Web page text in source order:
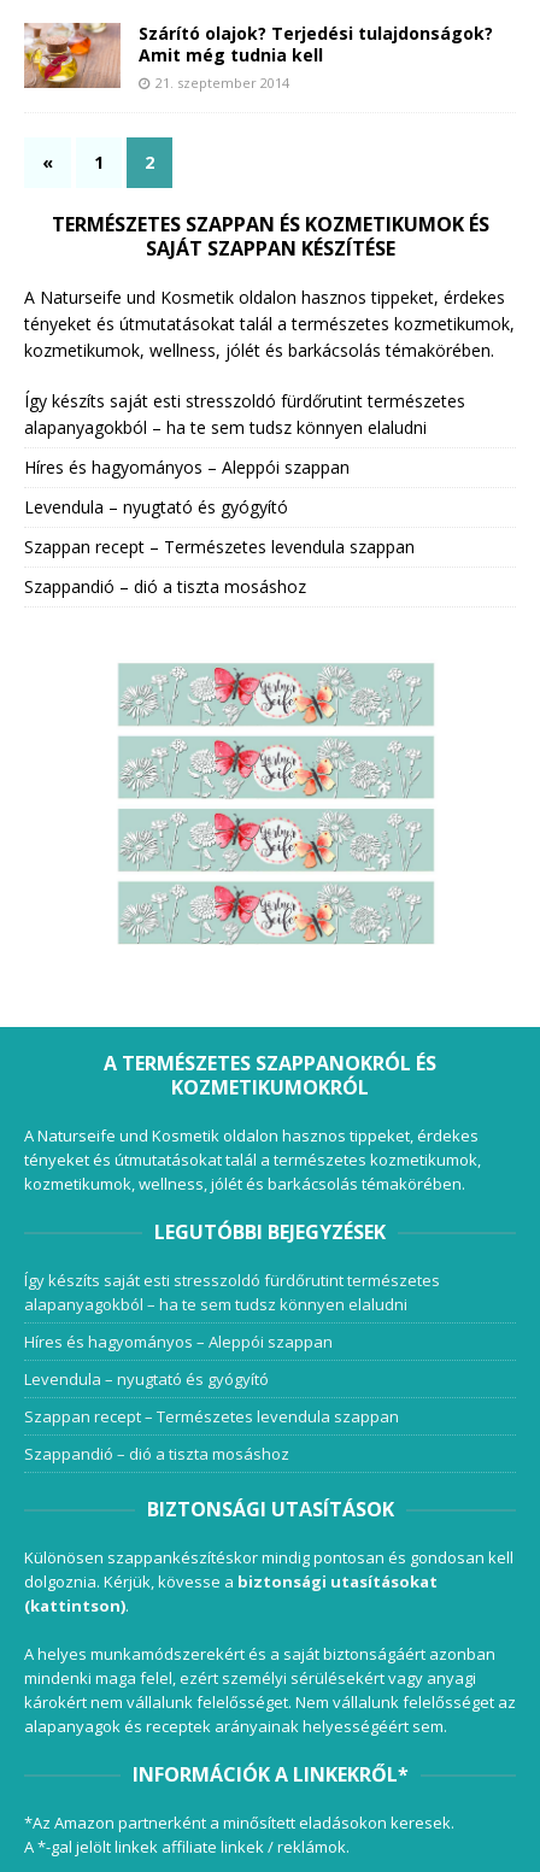
Szárító olajok? Terjedési tulajdonságok?
Amit még tudnia kell
21. szeptember 2014
« 1 2
TERMÉSZETES SZAPPAN ÉS KOZMETIKUMOK ÉS
SAJÁT SZAPPAN KÉSZÍTÉSE
A Naturseife und Kosmetik oldalon hasznos tippeket, érdekes
tényeket és útmutatásokat talál a természetes kozmetikumok,
kozmetikumok, wellness, jólét és barkácsolás témakörében.
Így készíts saját esti stresszoldó fürdőrutint természetes
alapanyagokból – ha te sem tudsz könnyen elaludni
Híres és hagyományos – Aleppói szappan
Levendula – nyugtató és gyógyító
Szappan recept – Természetes levendula szappan
Szappandió – dió a tiszta mosáshoz
A TERMÉSZETES SZAPPANOKRÓL ÉS
KOZMETIKUMOKRÓL
A Naturseife und Kosmetik oldalon hasznos tippeket, érdekes
tényeket és útmutatásokat talál a természetes kozmetikumok,
kozmetikumok, wellness, jólét és barkácsolás témakörében.
LEGUTÓBBI BEJEGYZÉSEK
Így készíts saját esti stresszoldó fürdőrutint természetes
alapanyagokból – ha te sem tudsz könnyen elaludni
Híres és hagyományos – Aleppói szappan
Levendula – nyugtató és gyógyító
Szappan recept – Természetes levendula szappan
Szappandió – dió a tiszta mosáshoz
BIZTONSÁGI UTASÍTÁSOK
Különösen szappankészítéskor mindig pontosan és gondosan kell
dolgoznia. Kérjük, kövesse a biztonsági utasításokat
(kattintson).
A helyes munkamódszerekért és a saját biztonságáért azonban
mindenki maga felel, ezért személyi sérülésekért vagy anyagi
károkért nem vállalunk felelősséget. Nem vállalunk felelősséget az
alapanyagok és receptek arányainak helyességéért sem.
INFORMÁCIÓK A LINKEKRŐL*
*Az Amazon partnerként a minősített eladásokon keresek.
A *-gal jelölt linkek affiliate linkek / reklámok.